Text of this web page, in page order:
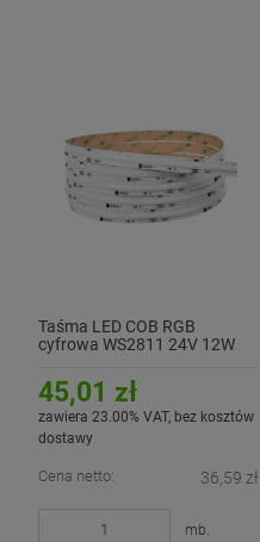
Taśma LED COB RGB
cyfrowa WS2811 24V 12W
45,01 zł
zawiera 23.00% VAT, bez kosztów
dostawy
Cena netto: 36,59 zł
mb.